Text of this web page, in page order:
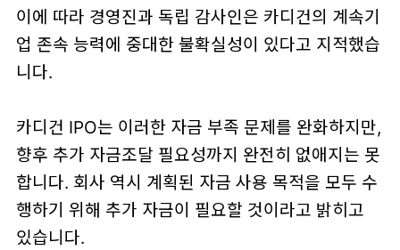
이에 따라 경영진과 독립 감사인은 카디건의 계속기
업 존속 능력에 중대한 불확실성이 있다고 지적했습
니다.
카디건 IPO는 이러한 자금 부족 문제를 완화하지만,
향후 추가 자금조달 필요성까지 완전히 없애지는 못
합니다. 회사 역시 계획된 자금 사용 목적을 모두 수
행하기 위해 추가 자금이 필요할 것이라고 밝히고
있습니다.